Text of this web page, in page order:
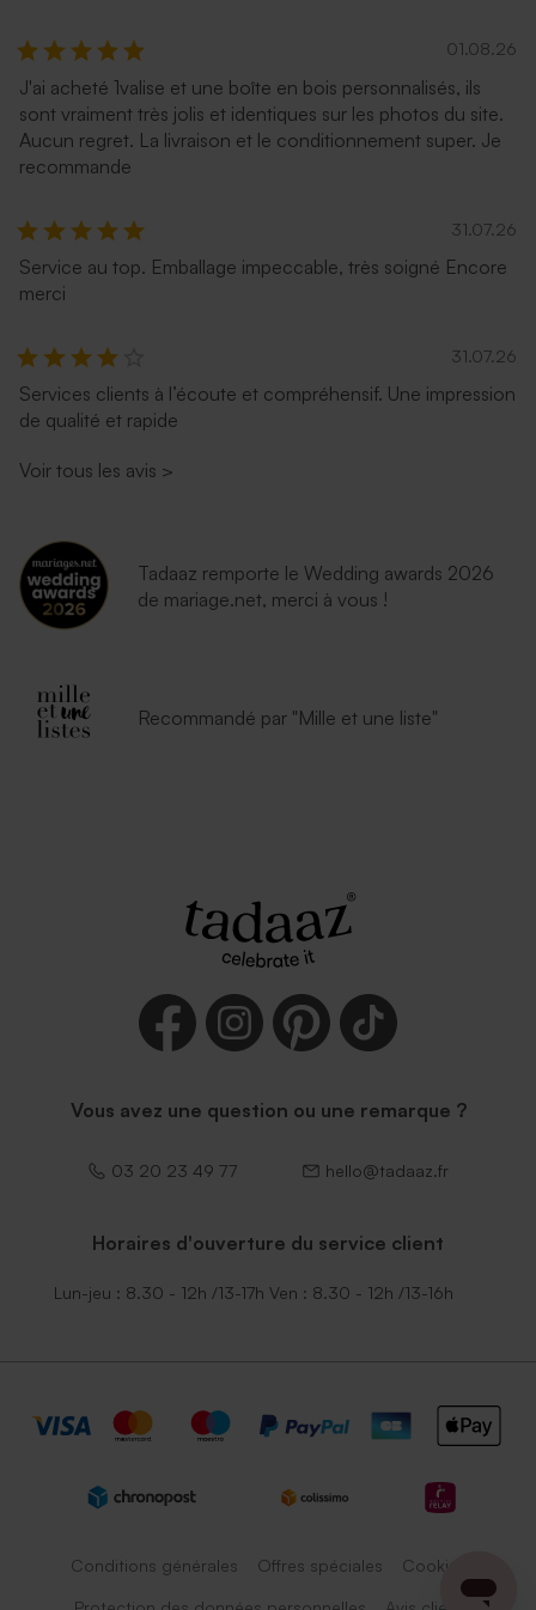
01.08.26
J'ai acheté 1valise et une boîte en bois personnalisés, ils
sont vraiment très jolis et identiques sur les photos du site.
Aucun regret. La livraison et le conditionnement super. Je
recommande
31.07.26
Service au top. Emballage impeccable, très soigné Encore
merci
31.07.26
Services clients à l’écoute et compréhensif. Une impression
de qualité et rapide
Voir tous les avis >
Tadaaz remporte le Wedding awards 2026
de mariage.net, merci à vous !
Recommandé par "Mille et une liste"
Vous avez une question ou une remarque ?
03 20 23 49 77 hello@tadaaz.fr
Horaires d'ouverture du service client
Lun-jeu : 8.30 - 12h /13-17h Ven : 8.30 - 12h /13-16h
Conditions générales Offres spéciales Cookies